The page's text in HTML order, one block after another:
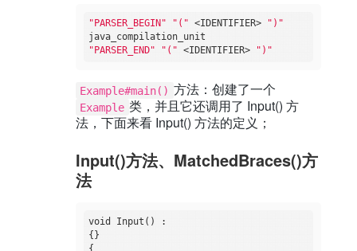
"PARSER_BEGIN" "(" <IDENTIFIER>
")"
"PARSER_END"
"(" <IDENTIFIER> ")"
Example#main() 方法：创建了一个
Example 类，并且它还调用了 Input() 方
法，下面来看 Input() 方法的定义；
Input()方法、MatchedBraces()方
法
void Input() :
{}